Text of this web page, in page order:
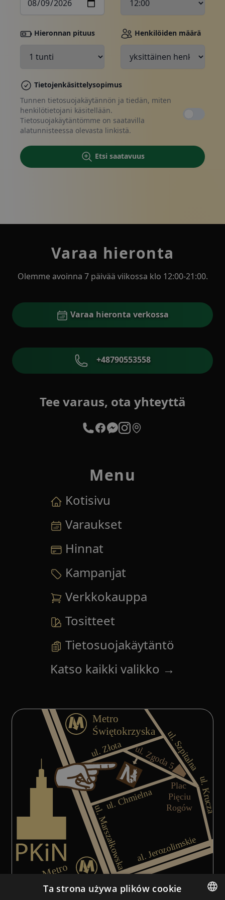
Tee varaus, ota yhteyttä
Hieronnan pituus Henkilöiden määrä
Tietojenkäsittelysopimus
Tunnen tietosuojakäytännön ja tiedän, miten
henkilötietojani käsitellään.
Tietosuojakäytäntömme on saatavilla
alatunnisteessa olevasta linkistä.
Etsi saatavuus
Varaa hieronta
Olemme avoinna 7 päivää viikossa klo 12:00-21:00.
Varaa hieronta verkossa
+48790553558
Tee varaus, ota yhteyttä
Menu
Kotisivu
Varaukset
Hinnat
Kampanjat
Verkkokauppa
Tositteet
Tietosuojakäytäntö
Katso kaikki valikko →
Ta strona używa plików cookie